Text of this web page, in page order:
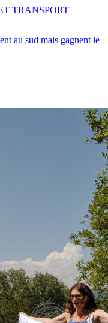
au sud mais gagnent le
TRANSPORT